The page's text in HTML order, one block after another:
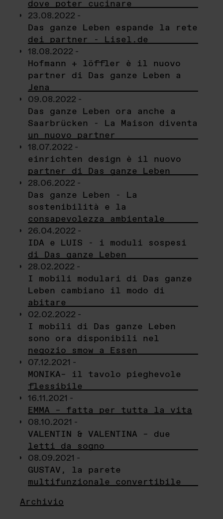
dove poter cucinare
23.08.2022 -
Das ganze Leben espande la rete
dei partner - Lisel.de
18.08.2022 -
Hofmann + löffler è il nuovo
partner di Das ganze Leben a
Jena
09.08.2022 -
Das ganze Leben ora anche a
Saarbrücken - La Maison diventa
un nuovo partner
18.07.2022 -
einrichten design è il nuovo
partner di Das ganze Leben
28.06.2022 -
Das ganze Leben - La
sostenibilità e la
consapevolezza ambientale
26.04.2022 -
IDA e LUIS - i moduli sospesi
di Das ganze Leben
28.02.2022 -
I mobili modulari di Das ganze
Leben cambiano il modo di
abitare
02.02.2022 -
I mobili di Das ganze Leben
sono ora disponibili nel
negozio smow a Essen
07.12.2021 -
MONIKA– il tavolo pieghevole
flessibile
16.11.2021 -
EMMA – fatta per tutta la vita
08.10.2021 -
VALENTIN & VALENTINA – due
letti da sogno
08.09.2021 -
GUSTAV, la parete
multifunzionale convertibile
Archivio